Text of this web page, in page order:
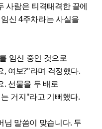
사람은 티격태격한 끝에
신 4주차라는 사실을
임신 중인 것으로
여보?"라며 걱정했다.
. 선물을 두 배로
거지"라고 기뻐했다.
말씀이 맞습니다. 두